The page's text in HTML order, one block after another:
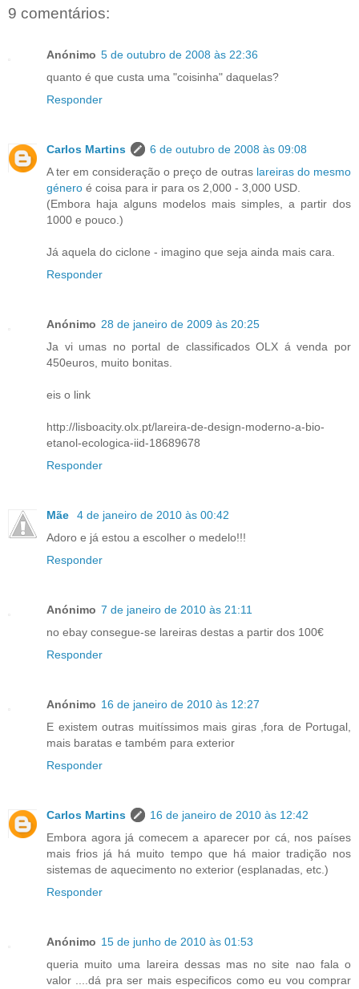
9 comentários:
Anónimo 5 de outubro de 2008 às 22:36
quanto é que custa uma "coisinha" daquelas?
Responder
Carlos Martins
6 de outubro de 2008 às 09:08
A ter em consideração o preço de outras lareiras do mesmo
género é coisa para ir para os 2,000 - 3,000 USD.
(Embora haja alguns modelos mais simples, a partir dos
1000 e pouco.)
Já aquela do ciclone - imagino que seja ainda mais cara.
Responder
Anónimo 28 de janeiro de 2009 às 20:25
Ja vi umas no portal de classificados OLX á venda por
450euros, muito bonitas.
eis o link
http://lisboacity.olx.pt/lareira-de-design-moderno-a-bio-
etanol-ecologica-iid-18689678
Responder
Mãe
4 de janeiro de 2010 às 00:42
Adoro e já estou a escolher o medelo!!!
Responder
Anónimo 7 de janeiro de 2010 às 21:11
no ebay consegue-se lareiras destas a partir dos 100€
Responder
Anónimo 16 de janeiro de 2010 às 12:27
E existem outras muitíssimos mais giras ,fora de Portugal,
mais baratas e também para exterior
Responder
Carlos Martins
16 de janeiro de 2010 às 12:42
Embora agora já comecem a aparecer por cá, nos países
mais frios já há muito tempo que há maior tradição nos
sistemas de aquecimento no exterior (esplanadas, etc.)
Responder
Anónimo 15 de junho de 2010 às 01:53
queria muito uma lareira dessas mas no site nao fala o
valor ....dá pra ser mais especificos como eu vou comprar